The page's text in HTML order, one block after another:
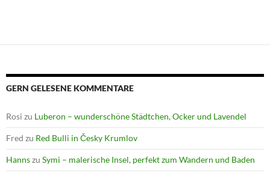
GERN GELESENE KOMMENTARE
Rosi zu Luberon – wunderschöne Städtchen, Ocker und Lavendel
Fred zu Red Bulli in Česky Krumlov
Hannszu Symi – malerische Insel, perfekt zum Wandern und Baden